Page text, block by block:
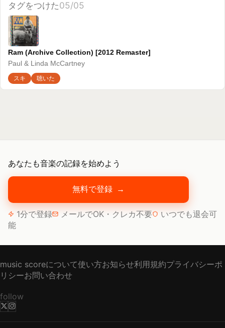
あなたも音楽の記録を始めよう
無料で登録 →
1分で登録 メールでOK・クレカ不要
いつでも退会可
能
music scoreについて使い方お知らせ利用規約プライバシーポ
リシーお問い合わせ
follow